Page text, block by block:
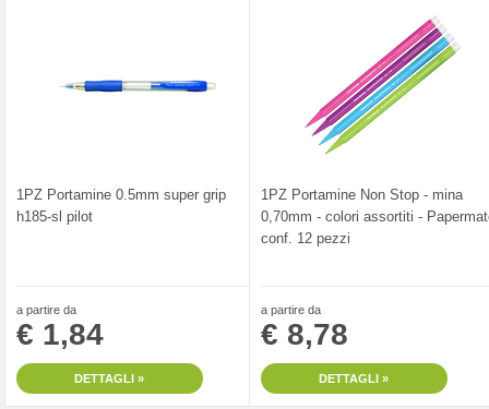
1PZ Portamine 0.5mm super grip
h185-sl pilot
a partire da
€ 1,84
DETTAGLI »
1PZ Portamine Non Stop - mina
0,70mm - colori assortiti -
conf. 12 pezzi
a partire da
€ 8,78
DETTAGLI »